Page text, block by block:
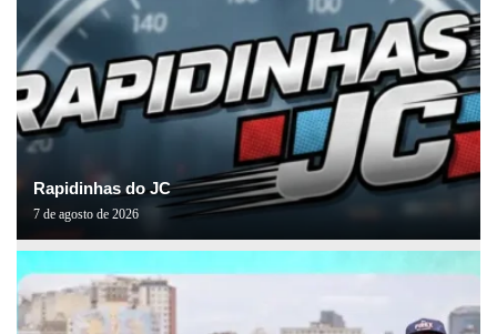
Rapidinhas do JC
7 de agosto de 2026